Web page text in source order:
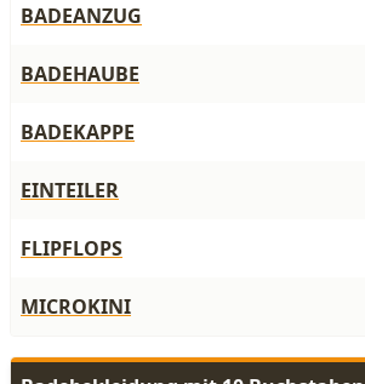
BADEANZUG
BADEHAUBE
BADEKAPPE
EINTEILER
FLIPFLOPS
MICROKINI